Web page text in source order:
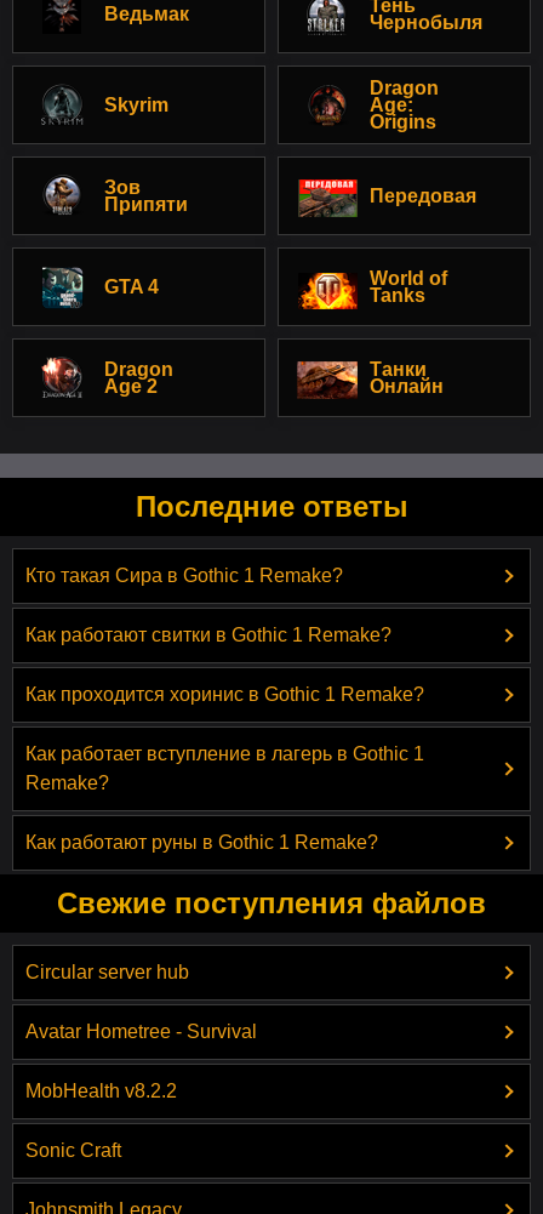
Ведьмак
Тень
Чернобыля
Skyrim
Dragon
Age:
Origins
Зов
Припяти
Передовая
GTA 4
World of
Tanks
Dragon
Age 2
Танки
Онлайн
Последние ответы
Кто такая Сира в Gothic 1 Remake?
Как работают свитки в Gothic 1 Remake?
Как проходится хоринис в Gothic 1 Remake?
Как работает вступление в лагерь в Gothic 1
Remake?
Как работают руны в Gothic 1 Remake?
Свежие поступления файлов
Circular server hub
Avatar Hometree - Survival
MobHealth v8.2.2
Sonic Craft
Johnsmith Legacy